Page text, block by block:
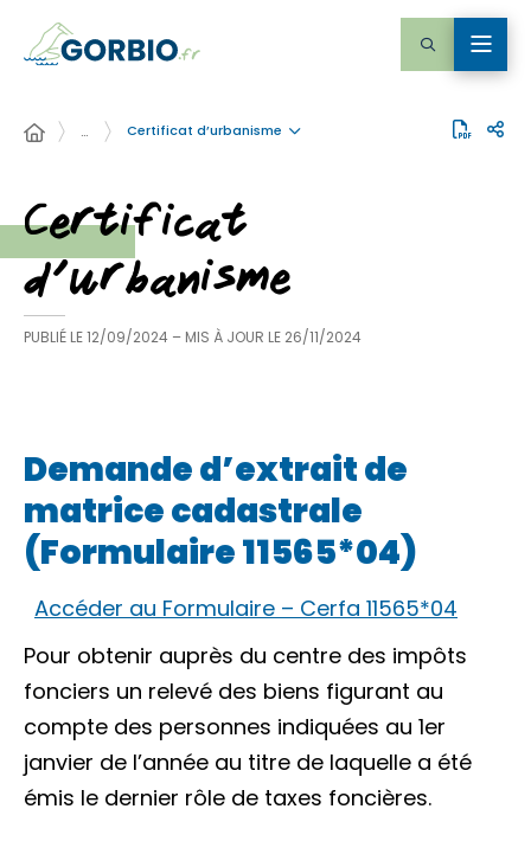
… Certificat d’urbanisme
Certificat
d’urbanisme
PUBLIÉ LE12/09/2024 – MIS À JOUR LE 26/11/2024
Demande d’extrait de
matrice cadastrale
(Formulaire 11565*04)
Accéder au Formulaire – Cerfa 11565*04
Pour obtenir auprès du centre des impôts
fonciers un relevé des biens figurant au
compte des personnes indiquées au 1er
janvier de l’année au titre de laquelle a été
émis le dernier rôle de taxes foncières.